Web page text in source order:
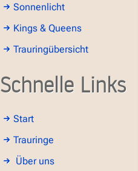
Sonnenlicht
Kings & Queens
Trauringübersicht
Schnelle Links
Start
Trauringe
Über uns